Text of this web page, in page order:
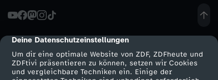
cmp-dialog-description
Deine Datenschutzeinstellungen
Um dir eine optimale Website von ZDF, ZDFheute und
ZDFtivi präsentieren zu können, setzen wir Cookies
und vergleichbare Techniken ein. Einige der
u
T
i